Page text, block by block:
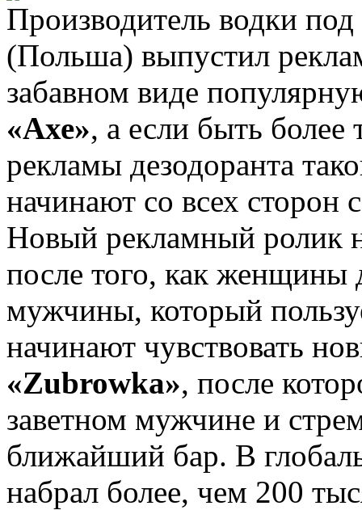
Производитель водки
(Польша) выпустил
забавном виде
«Ахе», а если быть
рекламы дезодоранта
начинают со всех сторон
Новый рекламный ролик
после того, как женщины
мужчины, который
начинают чувствовать
«Zubrowka», после
заветном мужчине и
ближайший бар. В
набрал более, чем 200